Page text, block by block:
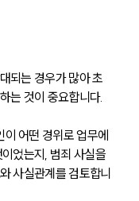
펌
향
되는 경우가 많아 초
는 것이 중요합니다.
이 어떤 경위로 업무에
었는지, 범죄 사실을
사실관계를 검토합니